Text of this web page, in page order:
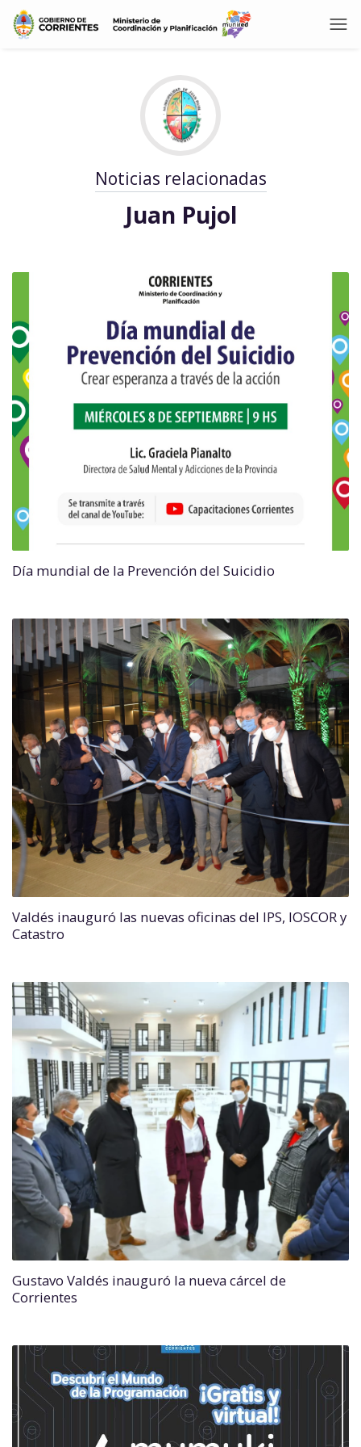
Noticias relacionadas
Juan Pujol
Día mundial de la Prevención del Suicidio
Valdés inauguró las nuevas oficinas del IPS, IOSCOR y
Catastro
Gustavo Valdés inauguró la nueva cárcel de
Corrientes